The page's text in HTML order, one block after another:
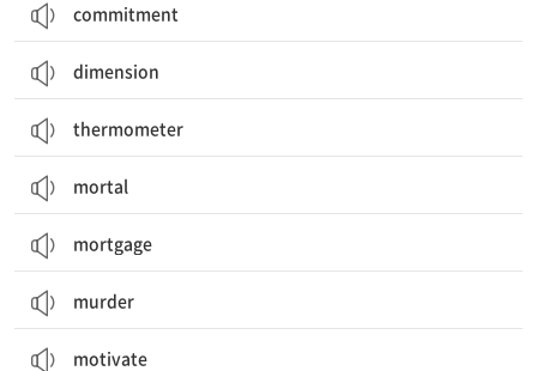
commitment
dimension
thermometer
mortal
mortgage
murder
motivate